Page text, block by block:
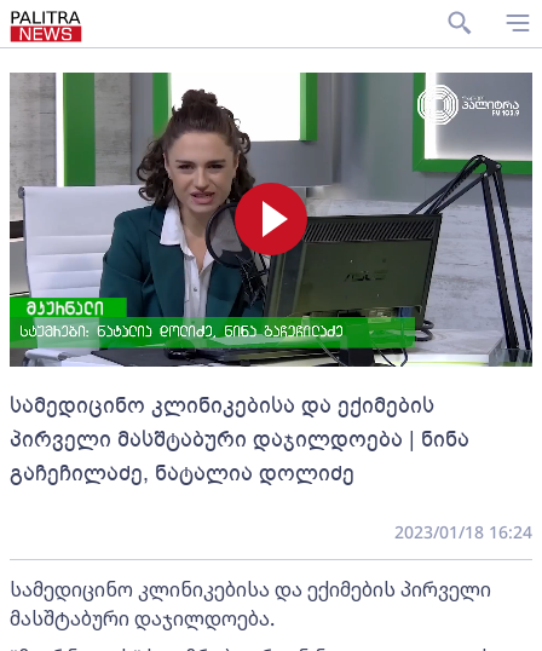
სამედიცინო კლინიკებისა და ექიმების
პირველი მასშტაბური დაჯილდოება | ნინა
გაჩეჩილაძე, ნატალია დოლიძე
2023/01/18 16:24
სამედიცინო კლინიკებისა და ექიმების პირველი
მასშტაბური დაჯილდოება.